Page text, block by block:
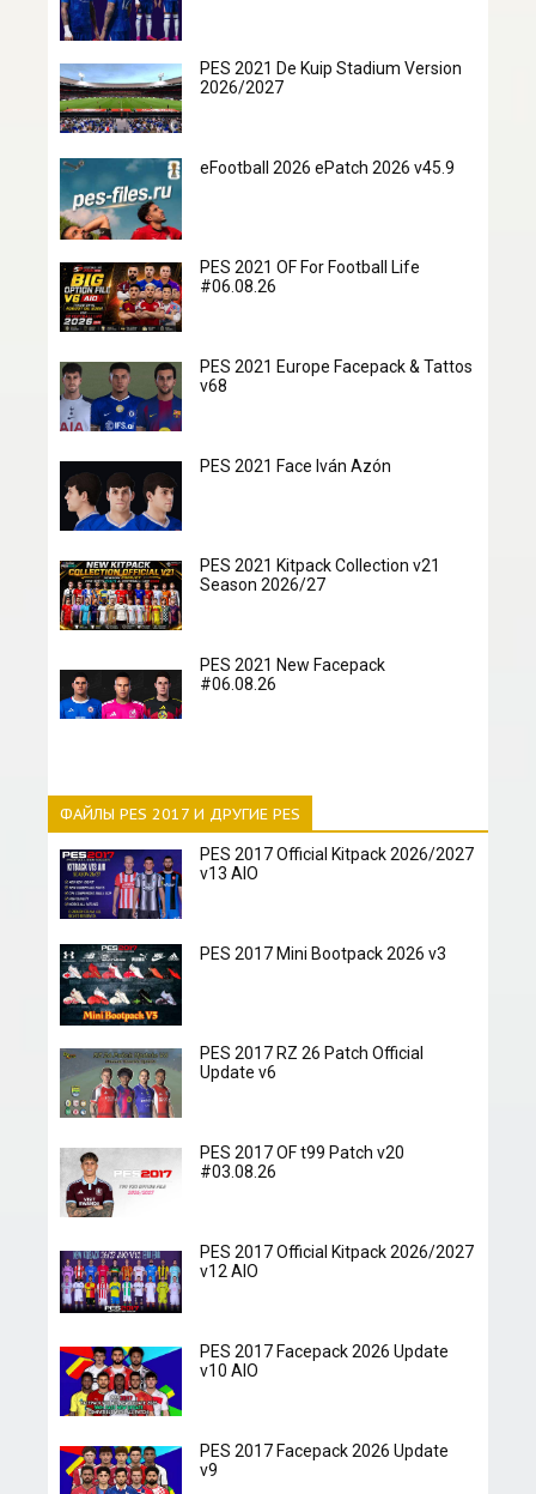
PES 2021 De Kuip Stadium Version
2026/2027
eFootball 2026 ePatch 2026 v45.9
PES 2021 OF For Football Life
#06.08.26
PES 2021 Europe Facepack & Tattos
v68
PES 2021 Face Iván Azón
PES 2021 Kitpack Collection v21
Season 2026/27
PES 2021 New Facepack
#06.08.26
ФАЙЛЫ PES 2017 И ДРУГИЕ PES
PES 2017 Official Kitpack 2026/2027
v13 AIO
PES 2017 Mini Bootpack 2026 v3
PES 2017 RZ 26 Patch Official
Update v6
PES 2017 OF t99 Patch v20
#03.08.26
PES 2017 Official Kitpack 2026/2027
v12 AIO
PES 2017 Facepack 2026 Update
v10 AIO
PES 2017 Facepack 2026 Update
v9